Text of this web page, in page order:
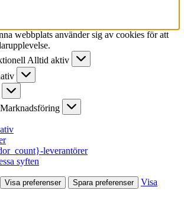
webbplats använder sig av cookies för att
Alltid aktiv
Marknadsföring
leverantörer
syften
Visa preferenser Spara preferenser
Visa